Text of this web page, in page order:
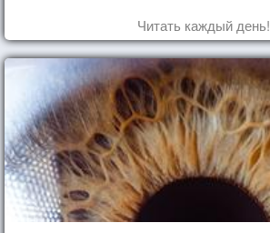
Читать каждый день!